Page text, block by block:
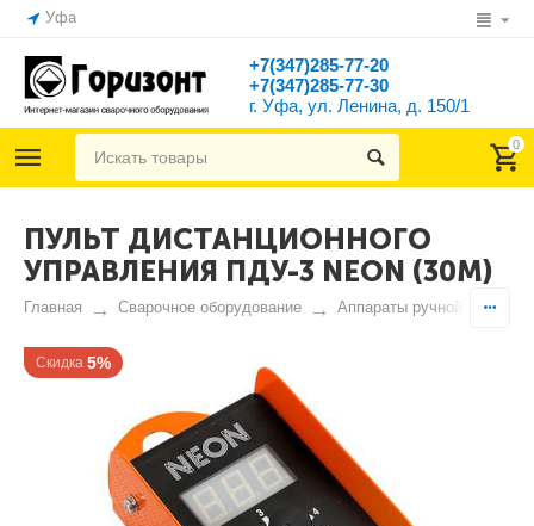
Уфа
+7(347)285-77-20
+7(347)285-77-30
г. Уфа, ул. Ленина, д. 150/1
0
ПУЛЬТ ДИСТАНЦИОННОГО
УПРАВЛЕНИЯ ПДУ-3 NEON (30М)
Главная Сварочное оборудование Аппараты ручной дуговой
Скидка 5%